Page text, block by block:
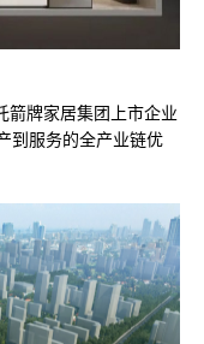
牌家居集团上市企业
到服务的全产业链优